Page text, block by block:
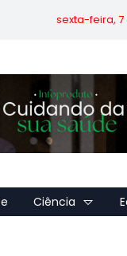
sexta-feira, 7
Ciência